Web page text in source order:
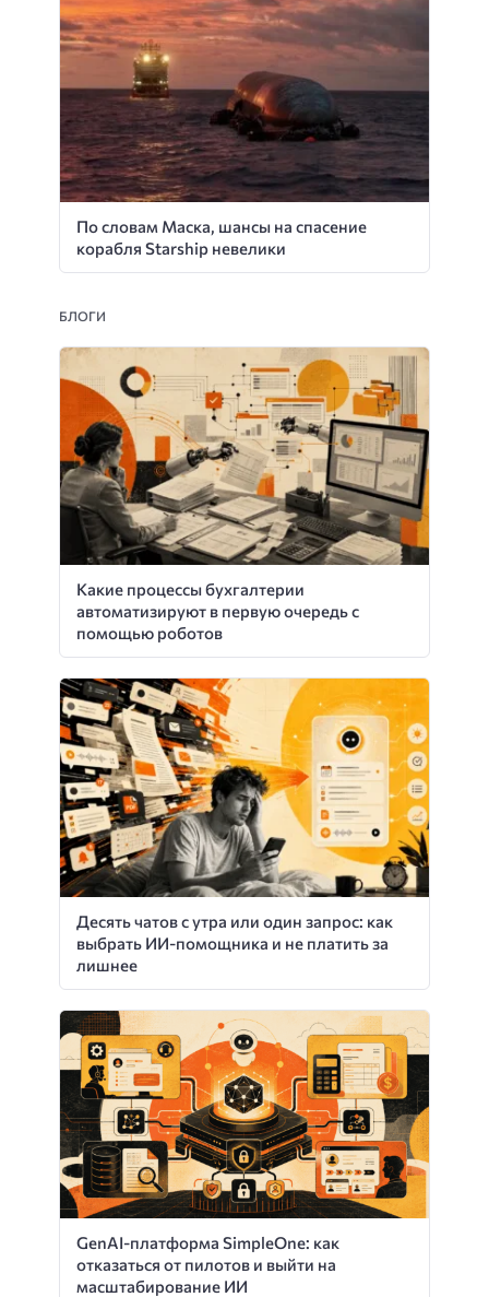
По словам Маска, шансы на спасение
корабля Starship невелики
БЛОГИ
Какие процессы бухгалтерии
автоматизируют в первую очередь с
помощью роботов
Десять чатов с утра или один запрос: как
выбрать ИИ-помощника и не платить за
лишнее
GenAI-платформа SimpleOne: как
отказаться от пилотов и выйти на
масштабирование ИИ